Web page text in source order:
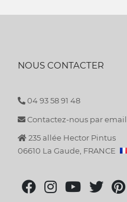
NOUS CONTACTER
04 93 58 91 48
Contactez-nous par email
235 allée Hector Pintus
06610 La Gaude, FRANCE